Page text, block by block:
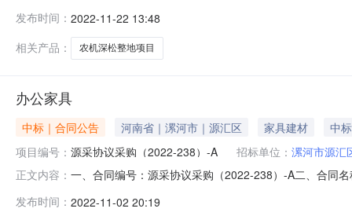
漯河市源汇区农业机械推广服务中心地址：源汇区长江
漯河市
发布时间： 2022-11-22 13:48
相关产品：
农机深松整地项目
办公家具
中标｜合同公告 河南省｜漯河市｜源汇区 家具建材
中
项目编号： 源采协议采购（2022-238）-A 招标单位： 漯河市源汇
正文内容： 一、合同编号：源采协议采购（2022-238）-A二、合同
焕杰联系方式：13663956799六、合同主要信息1、合
发布时间： 2022-11-02 20:19